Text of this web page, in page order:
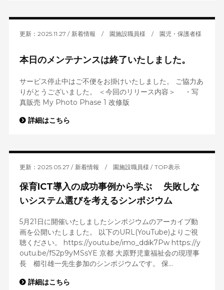
更新：2025.11.27 新着情報 / 園施設職員様 / 園児・保護者様
本日のメンテナンスは終了いたしました。
サービス停止中はご不便をお掛けいたしました。 ご協力あ
りがとうございました。 ＜今回のリリース内容＞ ・写
真販売 My Photo Phase 1 改修版
詳細はこちら
更新：2025.05.27 新着情報 / 園施設職員様 TOP表示
保育ICT導入の成功事例から学ぶ 失敗しな
いシステム選びを考えるシンポジウム
5月21日に開催いたしましたシンポジウムのアーカイブ動
画を公開いたしました。 以下のURL(YouTube)よりご視
聴ください。 https://youtu.be/imo_ddik7Pw https://y
outu.be/fS2p9yMSsYE 京都 大原野児童福祉会の現理事
長 櫛引雄一先生参加のシンポジウムです。 保...
詳細はこちら